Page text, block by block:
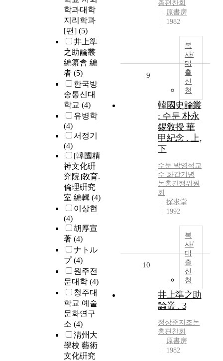
학과대학
지리학과
[편] (5)
井上準
之助論叢
編纂會 編
者 (5)
한국방
송통신대
학교 (4)
유병학
(4)
서정기
(4)
[韓國精
神文化硏
究院]敎育.
倫理硏究
室 編輯 (4)
이상현
(4)
胡厚宣
著 (4)
ナトル
プ (4)
원주전
문대학 (4)
청주대
학교 예술
문화연구
소 (4)
淸州大
學校 藝術
文化硏究
총편찬회
原書房
1982
복
사/
대
출
신
청
9
韓國史論叢
: 수둔 朴永
錫敎授 華
甲紀念 . 上,
下
수둔 박영석교
수 화갑기념
논총간행위원
회
探求堂
1992
복
사/
대
출
신
청
10
井上準之助
論叢 . 3
정상준지조논
총편찬회
原書房
1982